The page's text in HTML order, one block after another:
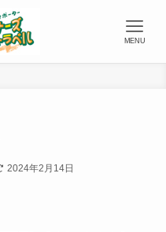
MENU
2024年2月14日